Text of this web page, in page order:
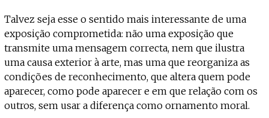
Talvez seja esse o sentido mais interessante de uma
exposição comprometida: não uma exposição que
transmite uma mensagem correcta, nem que ilustra
uma causa exterior à arte, mas uma que reorganiza as
condições de reconhecimento, que altera quem pode
aparecer, como pode aparecer e em que relação com os
outros, sem usar a diferença como ornamento moral.